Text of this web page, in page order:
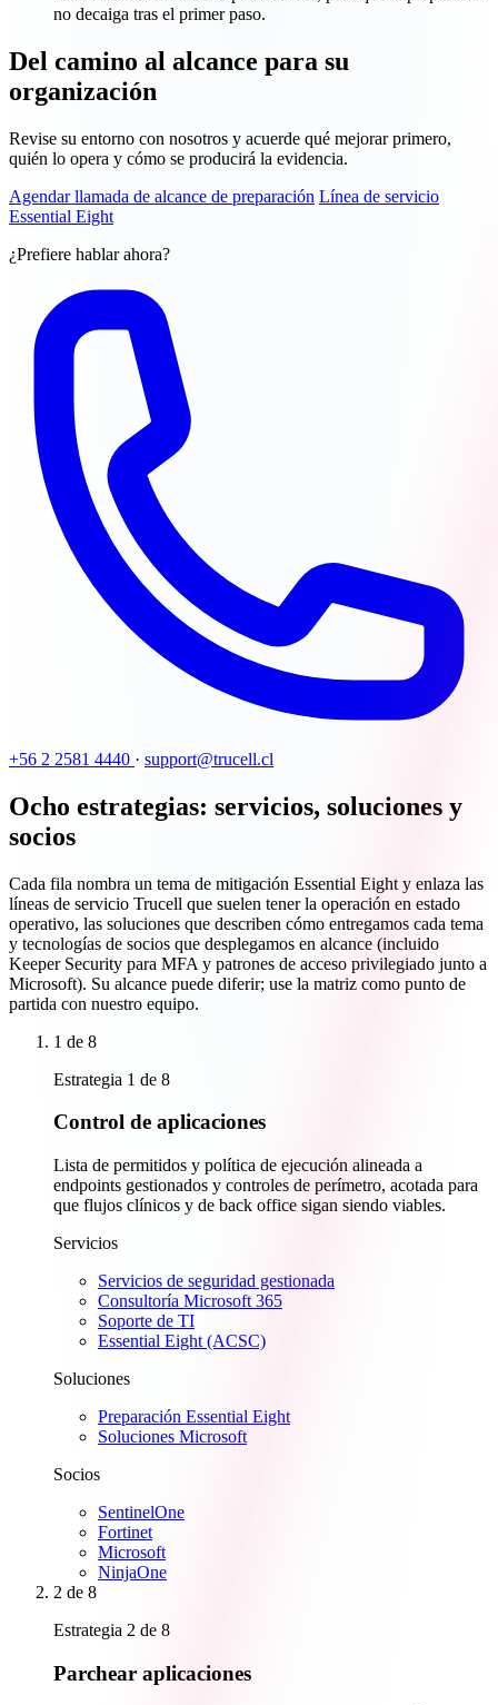
no decaiga tras el primer paso.
Del camino al alcance para su
organización
Revise su entorno con nosotros y acuerde qué mejorar primero,
quién lo opera y cómo se producirá la evidencia.
Agendar llamada de alcance de preparación Línea de servicio
Essential Eight
¿Prefiere hablar ahora?
+56 2 2581 4440 · support@trucell.cl
Ocho estrategias: servicios, soluciones y
socios
Cada fila nombra un tema de mitigación Essential Eight y enlaza las
líneas de servicio Trucell que suelen tener la operación en estado
operativo, las soluciones que describen cómo entregamos cada tema
y tecnologías de socios que desplegamos en alcance (incluido
Keeper Security para MFA y patrones de acceso privilegiado junto a
Microsoft). Su alcance puede diferir; use la matriz como punto de
partida con nuestro equipo.
1 de 8
Estrategia 1 de 8
Control de aplicaciones
Lista de permitidos y política de ejecución alineada a
endpoints gestionados y controles de perímetro, acotada para
que flujos clínicos y de back office sigan siendo viables.
Servicios
Servicios de seguridad gestionada
Consultoría Microsoft 365
Soporte de TI
Essential Eight (ACSC)
Soluciones
Preparación Essential Eight
Soluciones Microsoft
Socios
SentinelOne
Fortinet
Microsoft
NinjaOne
2 de 8
Estrategia 2 de 8
Parchear aplicaciones